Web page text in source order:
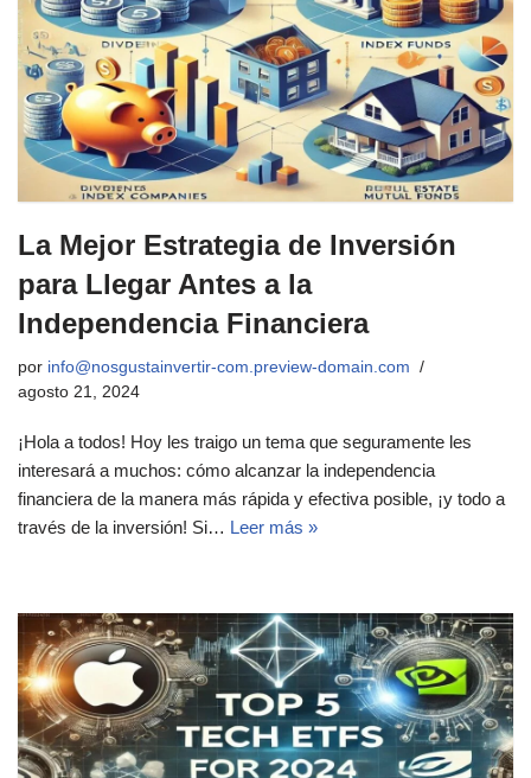
La Mejor Estrategia de Inversión
para Llegar Antes a la
Independencia Financiera
por info@nosgustainvertir-com.preview-domain.com
agosto 21, 2024
¡Hola a todos! Hoy les traigo un tema que seguramente les
interesará a muchos: cómo alcanzar la independencia
financiera de la manera más rápida y efectiva posible, ¡y todo a
través de la inversión! Si… Leer más »